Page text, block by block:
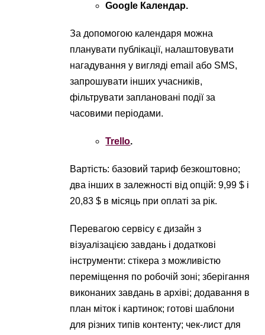
Google Календар.
За допомогою календаря можна
планувати публікації, налаштовувати
нагадування у вигляді email або SMS,
запрошувати інших учасників,
фільтрувати заплановані події за
часовими періодами.
Trello.
Вартість: базовий тариф безкоштовно;
два інших в залежності від опцій: 9,99 $ і
20,83 $ в місяць при оплаті за рік.
Перевагою сервісу є дизайн з
візуалізацією завдань і додаткові
інструменти: стікера з можливістю
переміщення по робочій зоні; зберігання
виконаних завдань в архіві; додавання в
план міток і картинок; готові шаблони
для різних типів контенту; чек-лист для